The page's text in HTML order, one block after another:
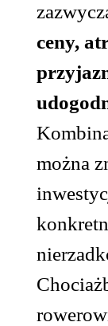
ceny,
można